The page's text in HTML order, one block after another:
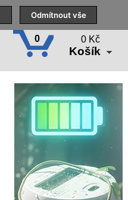
Školení
0 0 Kč
Košík
Odmítnout vše